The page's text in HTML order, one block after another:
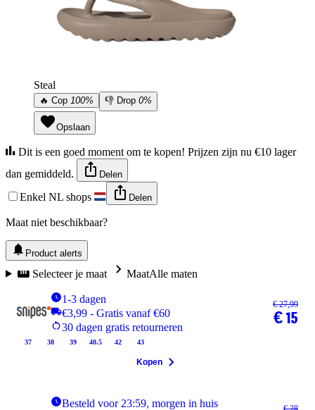
Steal
🔥 Cop 100% 👎 Drop 0%
Opslaan
Dit is een goed moment om te kopen! Prijzen zijn nu €10 lager
dan gemiddeld.
Delen
Enkel NL shops Delen
Maat niet beschikbaar?
Product alerts
Selecteer je maat MaatAlle maten
1-3 dagen
€3,99 - Gratis vanaf €60
30 dagen gratis retourneren
37 38 39 40.5 42 43
€ 27,99
€ 15
Kopen
Besteld voor 23:59, morgen in huis